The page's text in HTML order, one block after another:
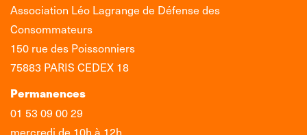
Association Léo Lagrange de Défense des
Consommateurs
150 rue des Poissonniers
75883 PARIS CEDEX 18
Permanences
01 53 09 00 29
mercredi de 10h à 12h